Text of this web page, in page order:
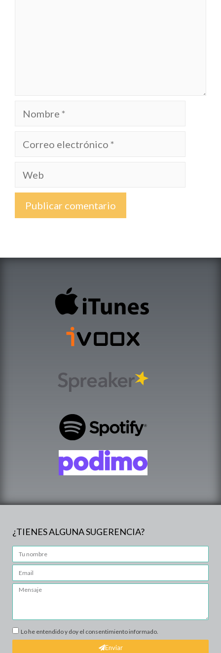
¿TIENES ALGUNA SUGERENCIA?
Lo he entendido y doy el consentimiento informado.
Enviar